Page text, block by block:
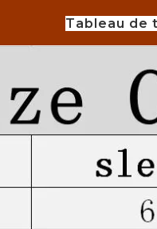
Tableau de